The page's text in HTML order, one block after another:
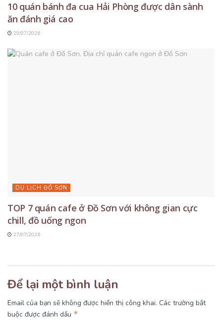
10 quán bánh đa cua Hải Phòng được dân sành
ăn đánh giá cao
29/07/2026
DU LỊCH ĐỒ SƠN
TOP 7 quán cafe ở Đồ Sơn với không gian cực
chill, đồ uống ngon
27/07/2026
Để lại một bình luận
Email của bạn sẽ không được hiển thị công khai. Các trường bắt
buộc được đánh dấu *